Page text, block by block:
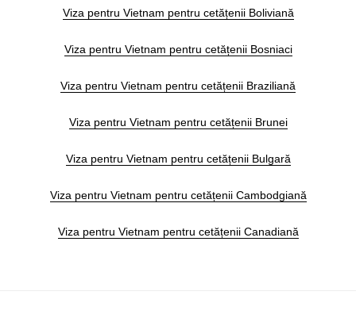
Viza pentru Vietnam pentru cetățenii Boliviană
Viza pentru Vietnam pentru cetățenii Bosniaci
Viza pentru Vietnam pentru cetățenii Braziliană
Viza pentru Vietnam pentru cetățenii Brunei
Viza pentru Vietnam pentru cetățenii Bulgară
Viza pentru Vietnam pentru cetățenii Cambodgiană
Viza pentru Vietnam pentru cetățenii Canadiană